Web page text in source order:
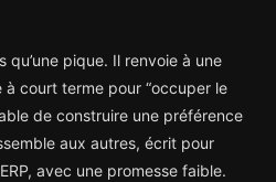
qu’une pique. Il renvoie à une
à court terme pour “occuper le
de construire une préférence
aux autres, écrit pour
avec une promesse faible.